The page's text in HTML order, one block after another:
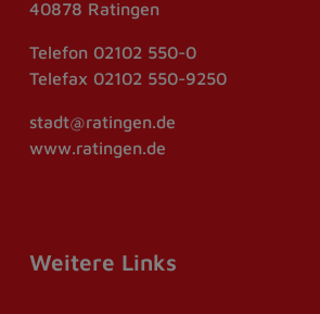
40878 Ratingen
Telefon 02102 550-0
Telefax 02102 550-9250
stadt@ratingen.de
www.ratingen.de
Weitere Links